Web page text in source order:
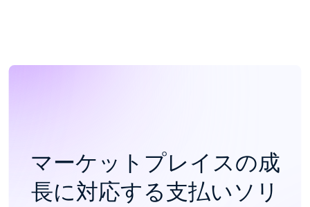
マーケットプレイスの成
長に対応する支払いソリ